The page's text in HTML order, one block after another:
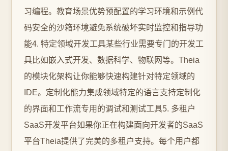
习编程。教育场景优势预配置的学习环境和示例代
码安全的沙箱环境避免系统破坏实时监控和指导功
能4. 特定领域开发工具某些行业需要专门的开发工
具比如嵌入式开发、数据科学、物联网等。Theia
的模块化架构让你能够快速构建针对特定领域的
IDE。定制化能力集成领域特定的语言支持定制化
的界面和工作流专用的调试和测试工具5. 多租户
SaaS开发平台如果你正在构建面向开发者的SaaS
平台Theia提供了完美的多租户支持。每个用户都